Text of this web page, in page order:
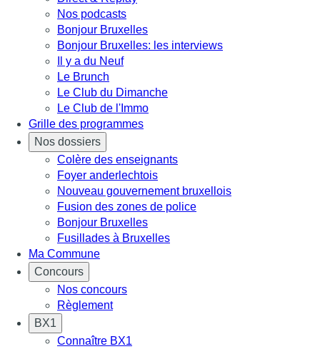
Nos podcasts
Bonjour Bruxelles
Bonjour Bruxelles: les interviews
Il y a du Neuf
Le Brunch
Le Club du Dimanche
Le Club de l'Immo
Grille des programmes
Nos dossiers
Colère des enseignants
Foyer anderlechtois
Nouveau gouvernement bruxellois
Fusion des zones de police
Bonjour Bruxelles
Fusillades à Bruxelles
Ma Commune
Concours
Nos concours
Règlement
BX1
Connaître BX1